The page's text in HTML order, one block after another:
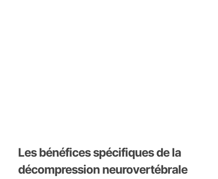
Les bénéfices spécifiques de la
décompression neurovertébrale